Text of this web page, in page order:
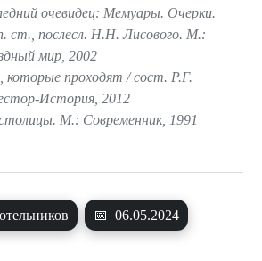
📅 06.05.2024
очевидец: Мемуары. Очерки.
ст., послесл. Н.Н. Лисового. М.:
мир, 2002
которые проходят / сост. Р.Г.
История, 2012
М.: Современник, 1991